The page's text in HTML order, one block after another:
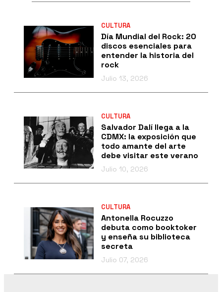
CULTURA
Día Mundial del Rock: 20
discos esenciales para
entender la historia del
rock
Julio 13, 2026
CULTURA
Salvador Dalí llega a la
CDMX: la exposición que
todo amante del arte
debe visitar este verano
Julio 10, 2026
CULTURA
Antonella Rocuzzo
debuta como booktoker
y enseña su biblioteca
secreta
Julio 07, 2026